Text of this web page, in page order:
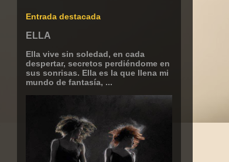
Entrada destacada
ELLA
Ella vive sin soledad, en cada
despertar, secretos perdiéndome en
sus sonrisas. Ella es la que llena mi
mundo de fantasía, ...